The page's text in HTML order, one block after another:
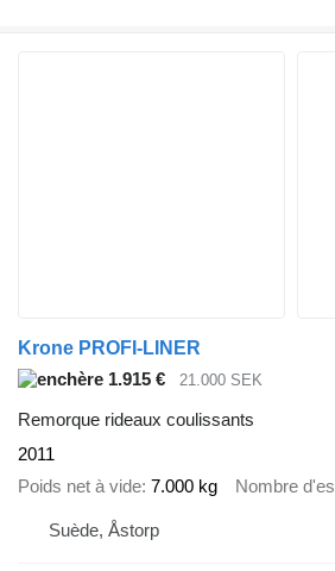
Krone PROFI-LINER
1.915 €
21.000 SEK
Remorque rideaux coulissants
2011
Poids net à vide 7.000 kg Nombre
Suède, Åstorp